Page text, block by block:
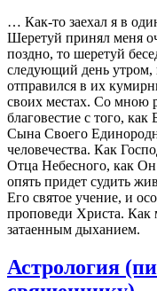
… Как-то заехал я в
Шеретуй принял меня
поздно, то шеретуй
следующий день утром,
отправился в их
своих местах. Со мною
благовестие с того,
Сына Своего
человечества. Как
Отца Небесного, как Он
опять придет судить
Его святое учение, и
проповеди Христа. Как
затаенным дыханием.
Астрология